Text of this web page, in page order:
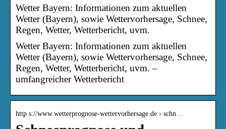
Wetter Bayern: Informationen zum aktuellen
Wetter (Bayern), sowie Wettervorhersage, Schnee,
Regen, Wetter, Wetterbericht, uvm.
Wetter Bayern: Informationen zum aktuellen
Wetter (Bayern), sowie Wettervorhersage, Schnee,
Regen, Wetter, Wetterbericht, uvm. –
umfangreicher Wetterbericht
http s://www.wetterprognose-wettervorhersage.de › schn…